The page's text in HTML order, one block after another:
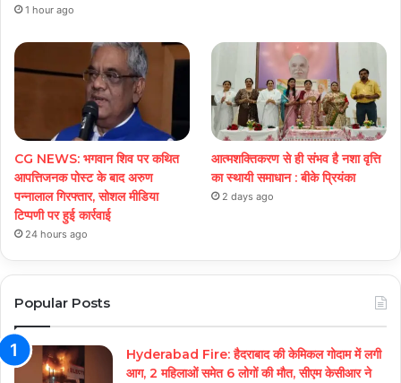
1 hour ago
CG NEWS: भगवान शिव पर कथित
आपत्तिजनक पोस्ट के बाद अरुण
पन्नालाल गिरफ्तार, सोशल मीडिया
टिप्पणी पर हुई कार्रवाई
24 hours ago
आत्मशक्तिकरण से ही संभव है नशा वृत्ति
का स्थायी समाधान : बीके प्रियंका
2 days ago
Popular Posts
Hyderabad Fire: हैदराबाद की केमिकल गोदाम में लगी
आग, 2 महिलाओं समेत 6 लोगों की मौत, सीएम केसीआर ने